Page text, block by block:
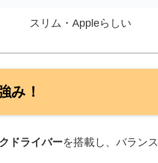
スリム・Appleらしい
み！
ドライバーを搭載し、バランス